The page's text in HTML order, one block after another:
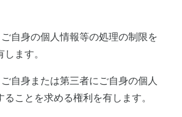
自身の個人情報等の処理の制限を
ます。
自身または第三者にご自身の個人
ことを求める権利を有します。